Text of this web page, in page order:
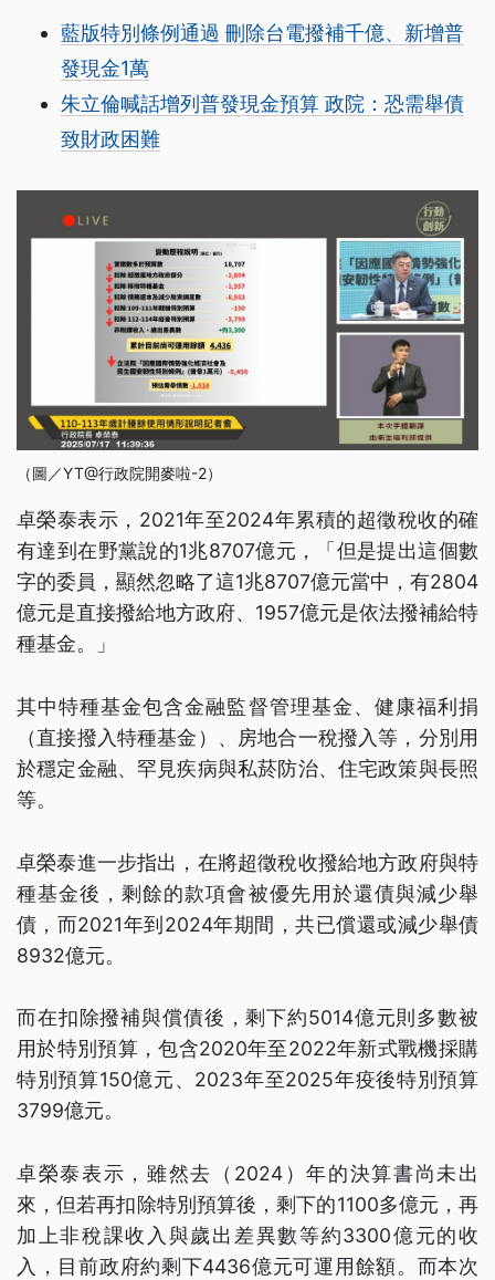
藍版特別條例通過 刪除台電撥補千億、新增普
發現金1萬
朱立倫喊話增列普發現金預算 政院：恐需舉債
致財政困難
（圖／YT@行政院開麥啦-2）
卓榮泰表示，2021年至2024年累積的超徵稅收的確
有達到在野黨說的1兆8707億元，「但是提出這個數
字的委員，顯然忽略了這1兆8707億元當中，有2804
億元是直接撥給地方政府、1957億元是依法撥補給特
種基金。」
其中特種基金包含金融監督管理基金、健康福利捐
（直接撥入特種基金）、房地合一稅撥入等，分別用
於穩定金融、罕見疾病與私菸防治、住宅政策與長照
等。
卓榮泰進一步指出，在將超徵稅收撥給地方政府與特
種基金後，剩餘的款項會被優先用於還債與減少舉
債，而2021年到2024年期間，共已償還或減少舉債
8932億元。
而在扣除撥補與償債後，剩下約5014億元則多數被
用於特別預算，包含2020年至2022年新式戰機採購
特別預算150億元、2023年至2025年疫後特別預算
3799億元。
卓榮泰表示，雖然去（2024）年的決算書尚未出
來，但若再扣除特別預算後，剩下的1100多億元，再
加上非稅課收入與歲出差異數等約3300億元的收
入，目前政府約剩下4436億元可運用餘額。而本次